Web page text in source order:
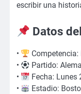
escribir una
Datos
•
•
Partido:
•
Fecha: Lunes
•
Estadio: